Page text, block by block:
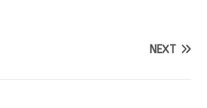
NEXT